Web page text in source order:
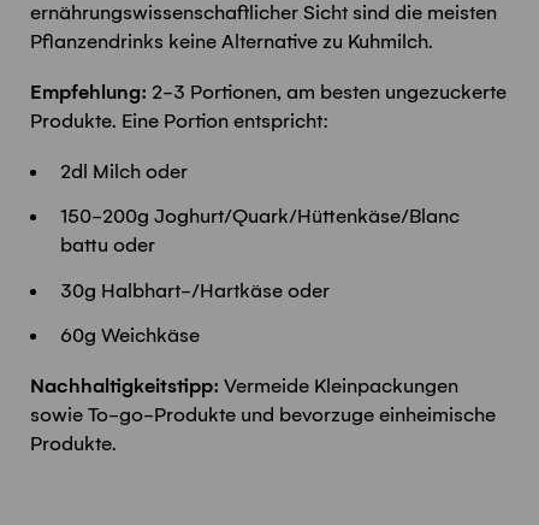
ernährungswissenschaftlicher Sicht sind die meisten
Pflanzendrinks keine Alternative zu Kuhmilch.
Empfehlung: 2-3 Portionen, am besten ungezuckerte
Produkte. Eine Portion entspricht:
2dl Milch oder
150-200g Joghurt/Quark/Hüttenkäse/Blanc
battu oder
30g Halbhart-/Hartkäse oder
60g Weichkäse
Nachhaltigkeitstipp: Vermeide Kleinpackungen
sowie To-go-Produkte und bevorzuge einheimische
Produkte.